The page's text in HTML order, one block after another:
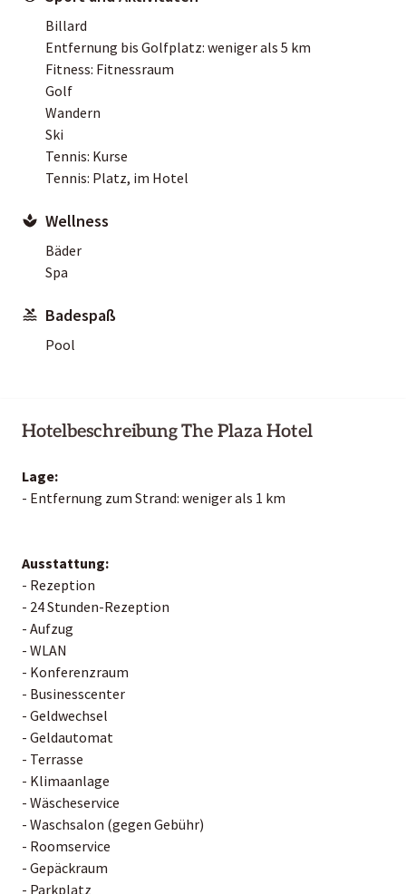
Billard
Entfernung bis Golfplatz: weniger als 5 km
Fitness: Fitnessraum
Golf
Wandern
Ski
Tennis: Kurse
Tennis: Platz, im Hotel
Wellness
Bäder
Spa
Badespaß
Pool
Hotelbeschreibung The Plaza Hotel
Lage:
- Entfernung zum Strand: weniger als 1 km
Ausstattung:
- Rezeption
- 24 Stunden-Rezeption
- Aufzug
- WLAN
- Konferenzraum
- Businesscenter
- Geldwechsel
- Geldautomat
- Terrasse
- Klimaanlage
- Wäscheservice
- Waschsalon (gegen Gebühr)
- Roomservice
- Gepäckraum
- Parkplatz